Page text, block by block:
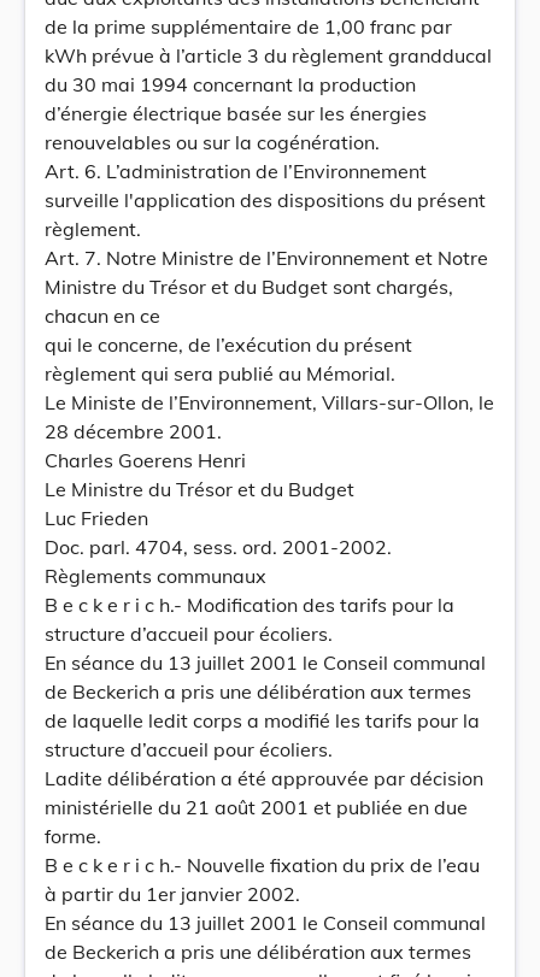
de la prime supplémentaire de 1,00 franc par
kWh prévue à l’article 3 du règlement grandducal
du 30 mai 1994 concernant la production
d’énergie électrique basée sur les énergies
renouvelables ou sur la cogénération.
Art. 6. L’administration de l’Environnement
surveille l'application des dispositions du présent
règlement.
Art. 7. Notre Ministre de l’Environnement et Notre
Ministre du Trésor et du Budget sont chargés,
chacun en ce
qui le concerne, de l’exécution du présent
règlement qui sera publié au Mémorial.
Le Ministe de l’Environnement, Villars-sur-Ollon, le
28 décembre 2001.
Charles Goerens Henri
Le Ministre du Trésor et du Budget
Luc Frieden
Doc. parl. 4704, sess. ord. 2001-2002.
Règlements communaux
B e c k e r i c h.- Modification des tarifs pour la
structure d’accueil pour écoliers.
En séance du 13 juillet 2001 le Conseil communal
de Beckerich a pris une délibération aux termes
de laquelle ledit corps a modifié les tarifs pour la
structure d’accueil pour écoliers.
Ladite délibération a été approuvée par décision
ministérielle du 21 août 2001 et publiée en due
forme.
B e c k e r i c h.- Nouvelle fixation du prix de l’eau
à partir du 1er janvier 2002.
En séance du 13 juillet 2001 le Conseil communal
de Beckerich a pris une délibération aux termes